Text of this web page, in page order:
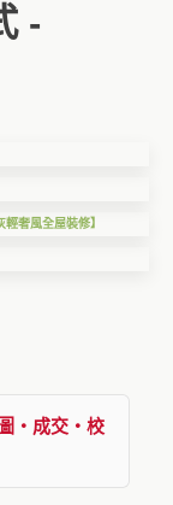
-
奢風全屋裝修】
・成交・校